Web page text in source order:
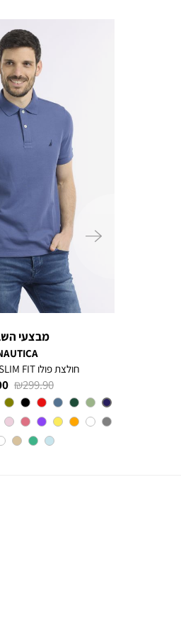
ימינה
מבצעי
חולצת פולו SLIM FIT מבד מנדף
₪
מחיר
רגיל
299.90 ₪
צבע